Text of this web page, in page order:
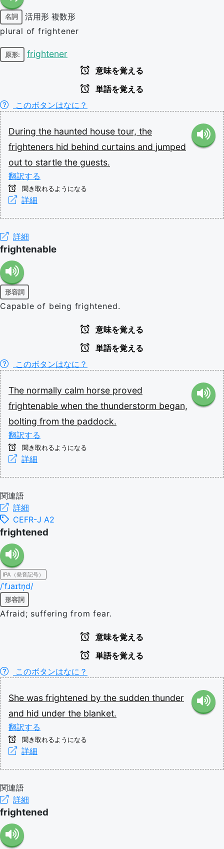
名詞 活用形 複数形
plural of frightener
原形: frightener
意味を覚える
単語を覚える
このボタンはなに？
During the haunted house tour, the
frighteners hid behind curtains and jumped
out to startle the guests.
翻訳する
聞き取れるようになる
詳細
詳細
frightenable
形容詞
Capable of being frightened.
意味を覚える
単語を覚える
このボタンはなに？
The normally calm horse proved
frightenable when the thunderstorm began,
bolting from the paddock.
翻訳する
聞き取れるようになる
詳細
関連語
詳細
CEFR-J A2
frightened
IPA（発音記号）
/ˈfɹaɪtn̩d/
形容詞
Afraid; suffering from fear.
意味を覚える
単語を覚える
このボタンはなに？
She was frightened by the sudden thunder
and hid under the blanket.
翻訳する
聞き取れるようになる
詳細
関連語
詳細
frightened